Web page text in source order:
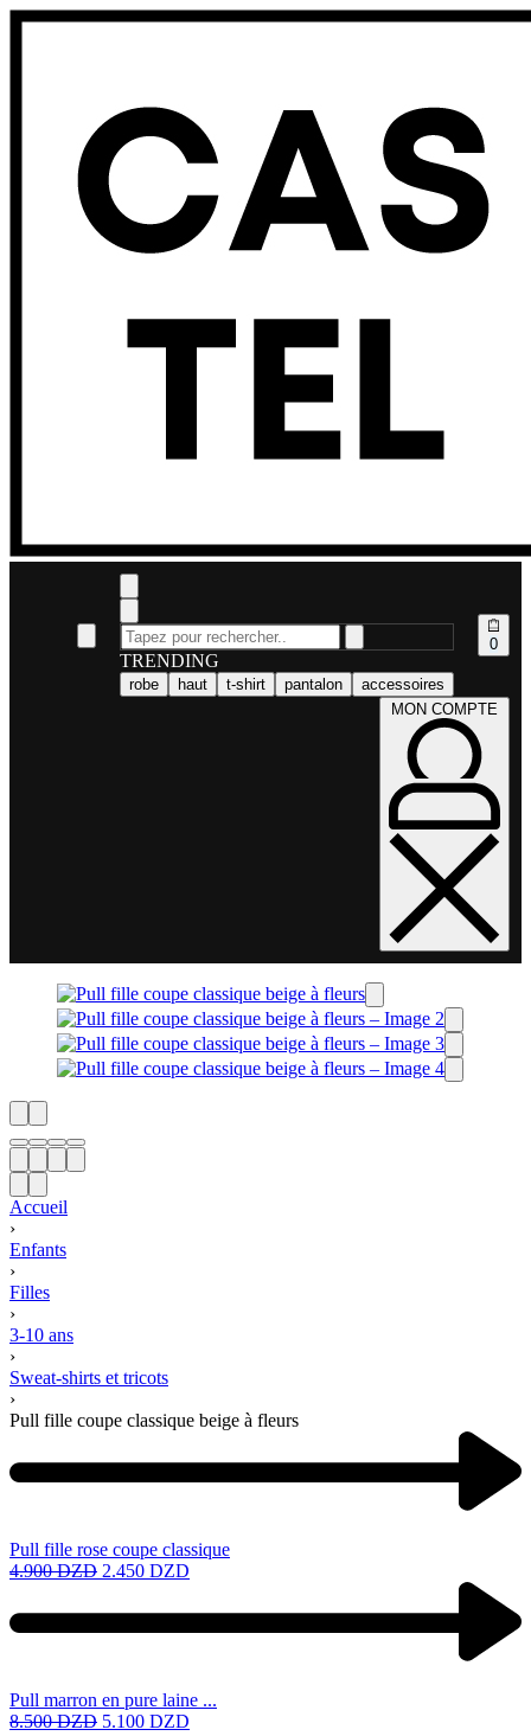
TRENDING
robe haut t-shirt pantalon accessoires
0
MON COMPTE
Accueil
›
Enfants
›
Filles
›
3-10 ans
›
Sweat-shirts et tricots
›
Pull fille coupe classique beige à fleurs
Pull fille rose coupe classique
4.900DZD 2.450 DZD
Pull marron en pure laine ...
8.500DZD 5.100 DZD